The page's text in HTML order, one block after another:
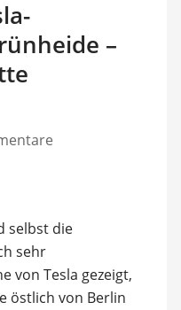
–
selbst die
sehr
von Tesla gezeigt,
östlich von Berlin